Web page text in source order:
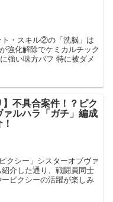
・スキル②の「洗脳」は
強化解除でケミカルチック
強い味方バフ 特に被ダメ
】不具合案件！？ピク
ァルハラ「ガチ」編成
クシー」シスターオブヴァ
介した通り、戦闘員同士
ピクシーの活躍が楽しみ